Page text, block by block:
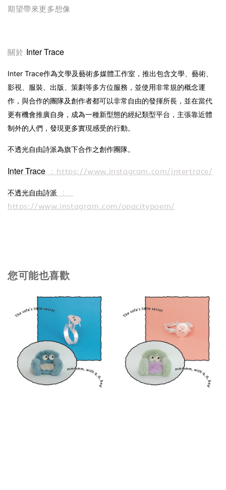
期望帶來更多想像
關於 Inter Trace
Inter Trace作為文學及藝術多媒體工作室，推出包含文學、藝術、
影視、服裝、出版、策劃等多方位服務，並使用非常規的概念運
作，與合作的團隊及創作者都可以非常自由的發揮所長，並在當代
更有機會推廣自身，成為一種新型態的經紀類型平台，主張靠近體
制外的人們，發現更多實現感受的行動。
不透光自由詩派為旗下合作之創作團隊。
Inter Trace : https://www.instagram.com/intertrace/
不透光自由詩派 :
https://www.instagram.com/opacitypoem/
您可能也喜歡